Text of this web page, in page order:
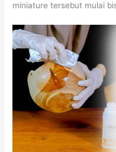
miniature tersebut mulai